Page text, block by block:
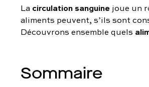
La circulation sanguine joue un
aliments peuvent, s’ils sont
Découvrons ensemble quels
Sommaire